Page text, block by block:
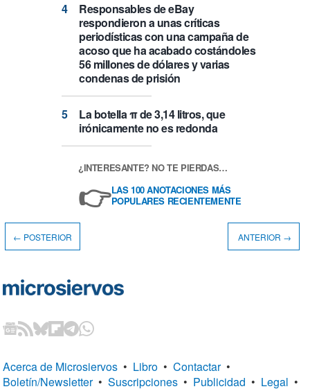
Responsables de eBay
respondieron a unas críticas
periodísticas con una campaña de
acoso que ha acabado costándoles
56 millones de dólares y varias
condenas de prisión
La botella π de 3,14 litros, que
irónicamente no es redonda
¿INTERESANTE? NO TE PIERDAS…
👉LAS 100 ANOTACIONES MÁS
POPULARES RECIENTEMENTE
← POSTERIOR ANTERIOR →
Acerca de Microsiervos • Libro • Contactar •
Boletín/Newsletter • Suscripciones • Publicidad • Legal •